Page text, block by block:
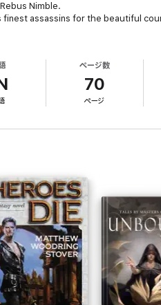
Nimble.
assassins for the beautiful
ページ数
70
ページ